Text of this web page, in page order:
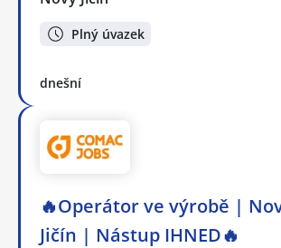
Plný úvazek
dnešní
🔥Operátor ve výrobě |
Jičín | Nástup IHNED🔥